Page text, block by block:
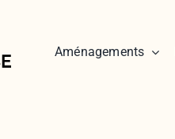
Aménagements